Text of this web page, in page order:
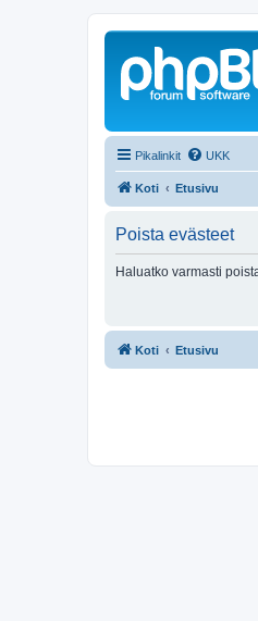
Pikalinkit UKK
Koti Etusivu
Poista evästeet
Haluatko varmasti
Koti Etusivu